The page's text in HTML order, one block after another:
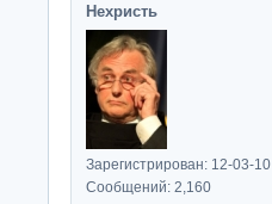
Нехристь
Зарегистрирован: 12-03-10
Сообщений: 2,160